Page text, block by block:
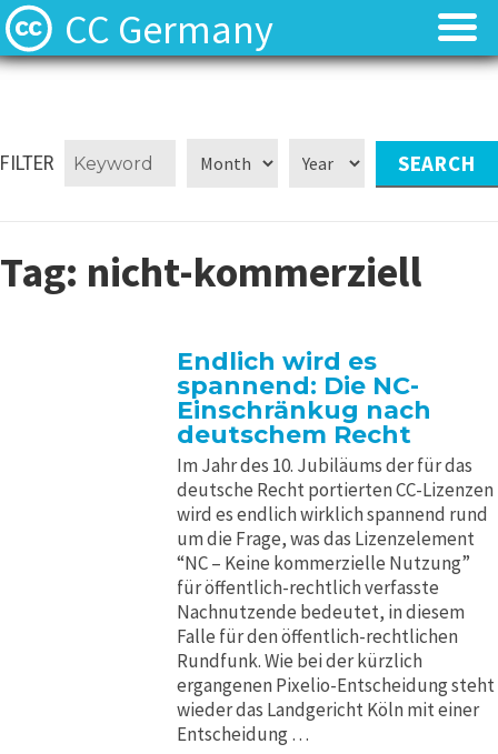
CC Germany
⬈ Lizenzen
Kontakt
⬈ Lizenzen
Kontakt
FILTER
Tag: nicht-kommerziell
Endlich wird es
spannend: Die NC-
Einschränkug nach
deutschem Recht
Im Jahr des 10. Jubiläums der für das
deutsche Recht portierten CC-Lizenzen
wird es endlich wirklich spannend rund
um die Frage, was das Lizenzelement
“NC – Keine kommerzielle Nutzung”
für öffentlich-rechtlich verfasste
Nachnutzende bedeutet, in diesem
Falle für den öffentlich-rechtlichen
Rundfunk. Wie bei der kürzlich
ergangenen Pixelio-Entscheidung steht
wieder das Landgericht Köln mit einer
Entscheidung …